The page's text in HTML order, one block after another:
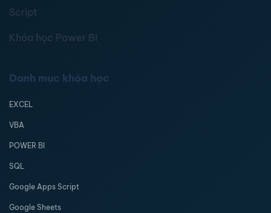
Script
Khóa học Power BI
Danh mục khóa học
EXCEL
VBA
POWER BI
SQL
Google Apps Script
Google Sheets